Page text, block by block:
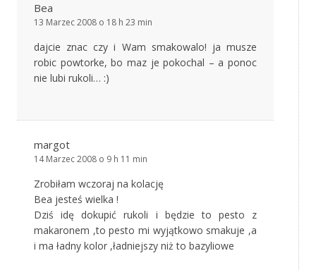
Bea
13 Marzec 2008 o 18 h 23 min
dajcie znac czy i Wam smakowalo! ja musze
robic powtorke, bo maz je pokochal – a ponoc
nie lubi rukoli… :)
margot
14 Marzec 2008 o 9 h 11 min
Zrobiłam wczoraj na kolację
Bea jesteś wielka !
Dziś idę dokupić rukoli i będzie to pesto z
makaronem ,to pesto mi wyjątkowo smakuje ,a
i ma ładny kolor ,ładniejszy niż to bazyliowe